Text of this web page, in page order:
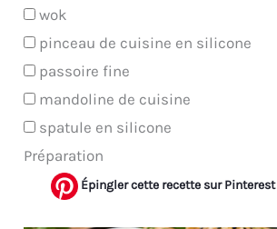
wok
pinceau de cuisine en silicone
passoire fine
mandoline de cuisine
spatule en silicone
Préparation
Épingler cette recette sur Pinterest